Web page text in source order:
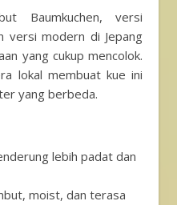
Baumkuchen, versi
versi modern di Jepang
yang cukup mencolok.
lokal membuat kue ini
yang berbeda.
lebih padat dan
moist, dan terasa